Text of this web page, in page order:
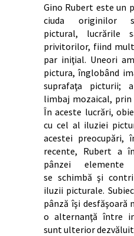
Gino Rubert este un
ciuda originilor
pictural, lucrările
privitorilor, fiind
par iniţial. Uneori
pictura, înglobând
suprafaţa picturii;
limbaj mozaical,
În aceste lucrări,
cu cel al iluziei
acestei preocupări,
recente, Rubert a
pânzei
se schimbă şi
iluzii picturale.
pânză îşi desfăşoară
o alternanţă între
sunt ulterior